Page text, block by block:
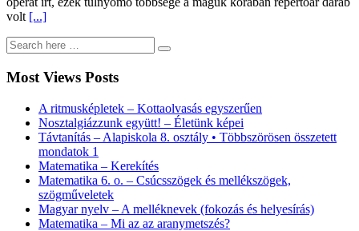
volt [...]
Most Views Posts
A ritmusképletek – Kottaolvasás egyszerűen
Nosztalgiázzunk együtt! – Életünk képei
Távtanítás – Alapiskola 8. osztály • Többszörösen összetett
mondatok 1
Matematika – Kerekítés
Matematika 6. o. – Csúcsszögek és mellékszögek,
szögműveletek
Magyar nyelv – A melléknevek (fokozás és helyesírás)
Matematika – Mi az az aranymetszés?